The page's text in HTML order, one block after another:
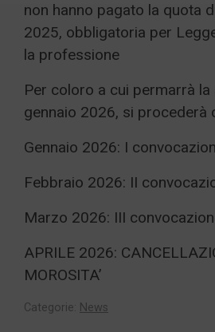
non hanno pagato la quota
2025, obbligatoria per
la professione
Per coloro a cui permarrà la
gennaio 2026, si procederà
Gennaio 2026: I
Febbraio 2026: II
Marzo 2026: III
APRILE 2026:
MOROSITA’
Categorie: News